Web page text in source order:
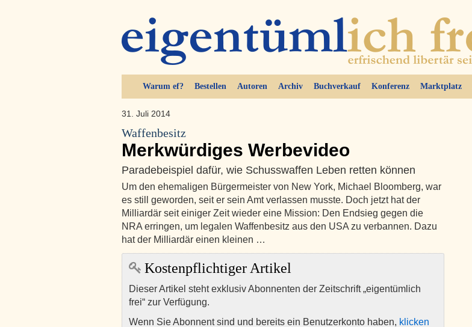
Warum ef? Bestellen Autoren Archiv Buchverkauf Konferenz Marktplatz
31. Juli 2014
Waffenbesitz
Merkwürdiges Werbevideo
Paradebeispiel dafür, wie Schusswaffen Leben retten können
Um den ehemaligen Bürgermeister von New York, Michael Bloomberg, war
es still geworden, seit er sein Amt verlassen musste. Doch jetzt hat der
Milliardär seit einiger Zeit wieder eine Mission: Den Endsieg gegen die
NRA erringen, um legalen Waffenbesitz aus den USA zu verbannen. Dazu
hat der Milliardär einen kleinen …
Kostenpflichtiger Artikel
Dieser Artikel steht exklusiv Abonnenten der Zeitschrift „eigentümlich
frei“ zur Verfügung.
Wenn Sie Abonnent sind und bereits ein Benutzerkonto haben, klicken